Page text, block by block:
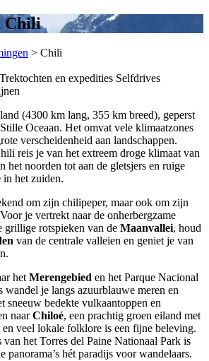
Chili
> Chili
Trektochten en expedities Selfdrives
(4300 km lang, 355 km breed), geperst
Oceaan. Het omvat vele klimaatzones
verscheidenheid aan landschappen.
reis je van het extreem droge klimaat van
het noorden tot aan de gletsjers en ruige
in het zuiden.
om zijn chilipeper, maar ook om zijn
je vertrekt naar de onherbergzame
grillige rotspieken van de Maanvallei, houd
van de centrale valleien en geniet je van
hetMerengebied en het Parque Nacional
wandel je langs azuurblauwe meren en
sneeuw bedekte vulkaantoppen en
naarChiloé, een prachtig groen eiland met
en veel lokale folklore is een fijne beleving.
het Torres del Paine Nationaal Park is
panorama’s hét paradijs voor wandelaars.